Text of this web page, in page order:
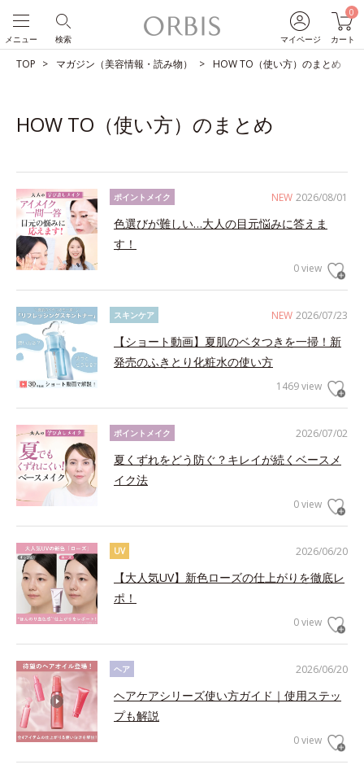
マイページ
0
カート
検索
メニュー
TOP マガジン（美容情報・読み物） HOW TO（使い方）のまとめ
HOW TO（使い方）のまとめ
NEW 2026/08/01
ポイントメイク
色選びが難しい…大人の目元悩みに答えま
す！
0 view
NEW 2026/07/23
スキンケア
【ショート動画】夏肌のベタつきを一掃！新
発売のふきとり化粧水の使い方
1469 view
2026/07/02
ポイントメイク
夏くずれをどう防ぐ？キレイが続くベースメ
イク法
0 view
2026/06/20
UV
【大人気UV】新色ローズの仕上がりを徹底レ
ポ！
0 view
2026/06/20
ヘア
ヘアケアシリーズ使い方ガイド｜使用ステッ
プも解説
0 view